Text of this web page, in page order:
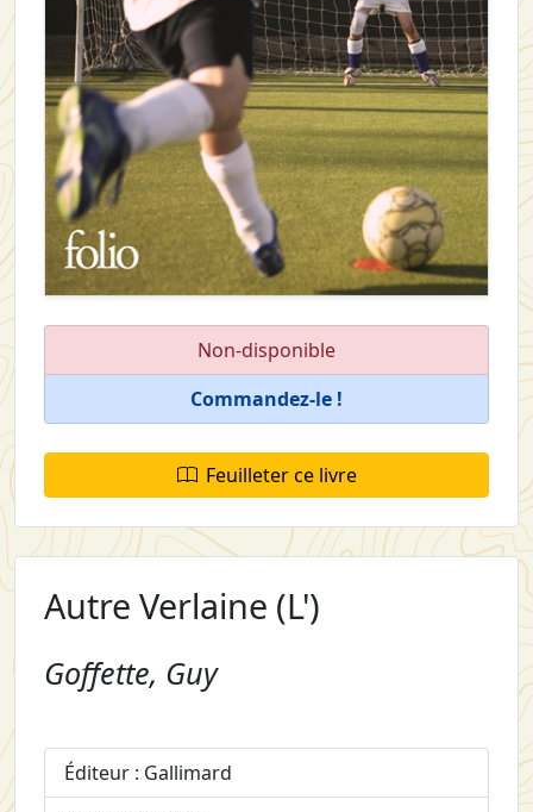
Non-disponible
Commandez-le !
Feuilleter ce livre
Autre Verlaine (L')
Goffette, Guy
Éditeur : Gallimard